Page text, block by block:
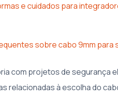
e cuidados para
sobre cabo 9mm para
com projetos de segurança
relacionadas à escolha do